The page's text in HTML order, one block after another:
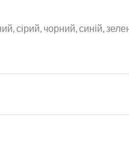
сірий, чорний, синій,